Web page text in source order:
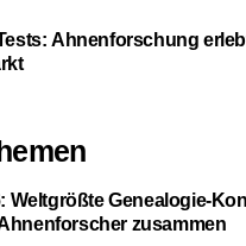
Ahnenforschung
Weltgrößte Genealogie-
zusammen